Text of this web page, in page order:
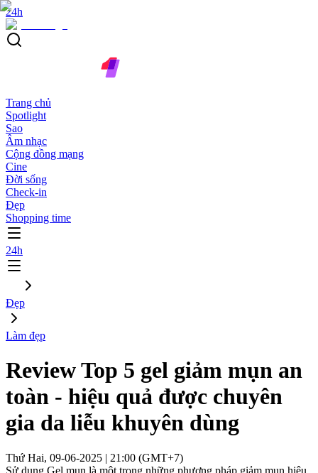
24h
Trang chủ
Spotlight
Sao
Âm nhạc
Cộng đồng mạng
Cine
Đời sống
Check-in
Đẹp
Shopping time
24h
Đẹp
Làm đẹp
Review Top 5 gel giảm mụn an
toàn - hiệu quả được chuyên
gia da liễu khuyên dùng
Thứ Hai, 09-06-2025 | 21:00 (GMT+7)
Sử dụng Gel mụn là một trong những phương pháp giảm mụn hiệu